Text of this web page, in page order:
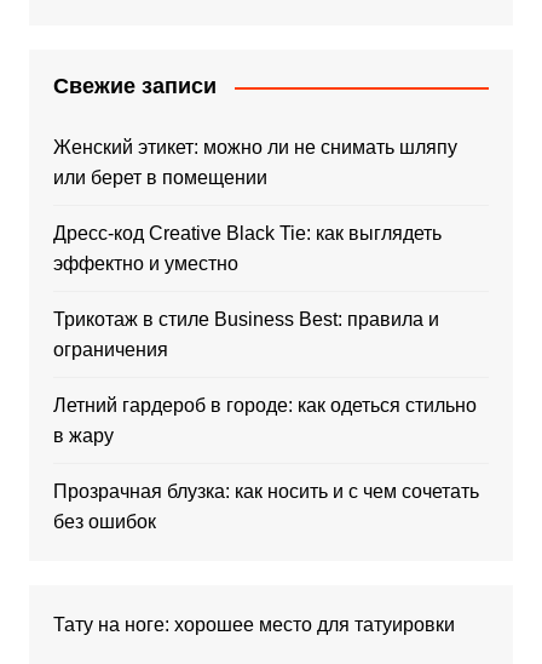
Свежие записи
Женский этикет: можно ли не снимать шляпу
или берет в помещении
Дресс-код Creative Black Tie: как выглядеть
эффектно и уместно
Трикотаж в стиле Business Best: правила и
ограничения
Летний гардероб в городе: как одеться стильно
в жару
Прозрачная блузка: как носить и с чем сочетать
без ошибок
Тату на ноге: хорошее место для татуировки